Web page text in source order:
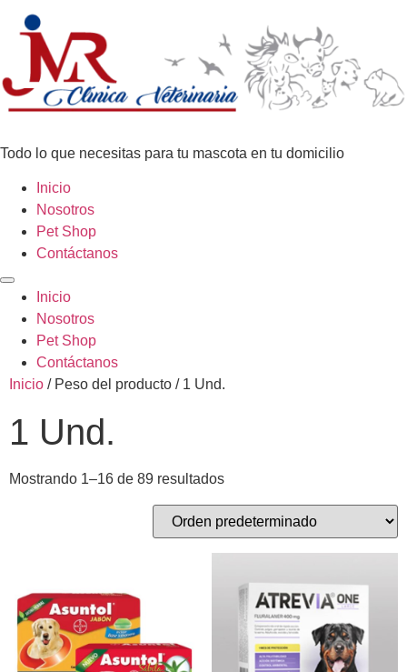
Todo lo que necesitas para tu mascota en tu domicilio
Inicio
Nosotros
Pet Shop
Contáctanos
Inicio
Nosotros
Pet Shop
Contáctanos
Inicio / Peso del producto / 1 Und.
1 Und.
Mostrando 1–16 de 89 resultados